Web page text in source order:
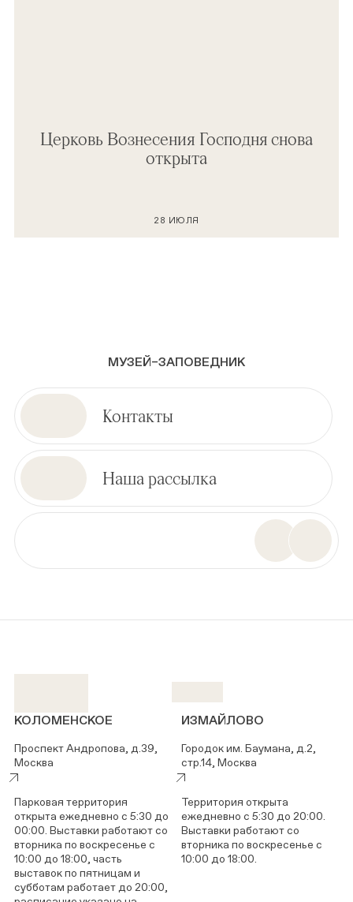
Церковь Вознесения Господня снова
открыта
28 ИЮЛЯ
МУЗЕЙ–ЗАПОВЕДНИК
Контакты
Наша рассылка
КОЛОМЕНСКОЕ
Проспект Андропова, д.39,
Москва
Парковая территория
открыта ежедневно с 5:30 до
00:00. Выставки работают со
вторника по воскресенье с
10:00 до 18:00, часть
выставок по пятницам и
субботам работает до 20:00,
ИЗМАЙЛОВО
Городок им. Баумана, д.2,
стр.14, Москва
Территория открыта
ежедневно с 5:30 до 20:00.
Выставки работают со
вторника по воскресенье с
10:00 до 18:00.